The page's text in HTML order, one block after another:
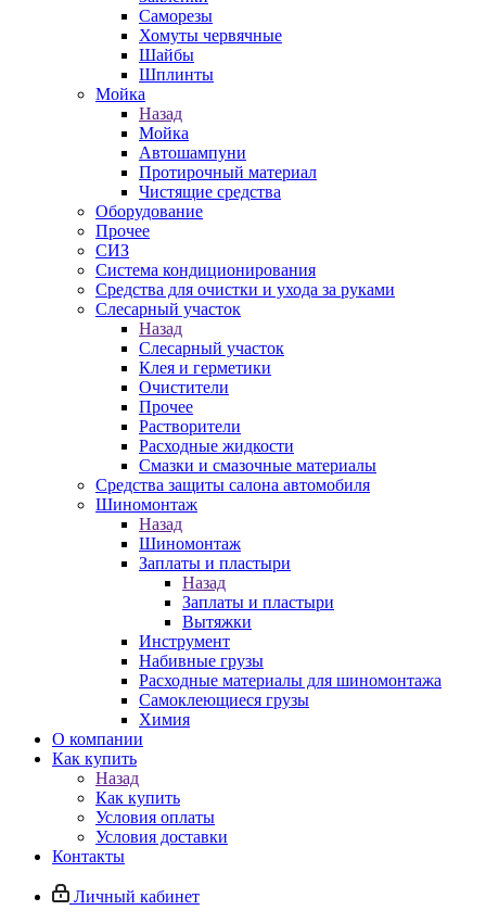
Саморезы
Хомуты червячные
Шайбы
Шплинты
Мойка
Назад
Мойка
Автошампуни
Протирочный материал
Чистящие средства
Оборудование
Прочее
СИЗ
Система кондиционирования
Средства для очистки и ухода за руками
Слесарный участок
Назад
Слесарный участок
Клея и герметики
Очистители
Прочее
Растворители
Расходные жидкости
Смазки и смазочные материалы
Средства защиты салона автомобиля
Шиномонтаж
Назад
Шиномонтаж
Заплаты и пластыри
Назад
Заплаты и пластыри
Вытяжки
Инструмент
Набивные грузы
Расходные материалы для шиномонтажа
Самоклеющиеся грузы
Химия
О компании
Как купить
Назад
Как купить
Условия оплаты
Условия доставки
Контакты
Личный кабинет